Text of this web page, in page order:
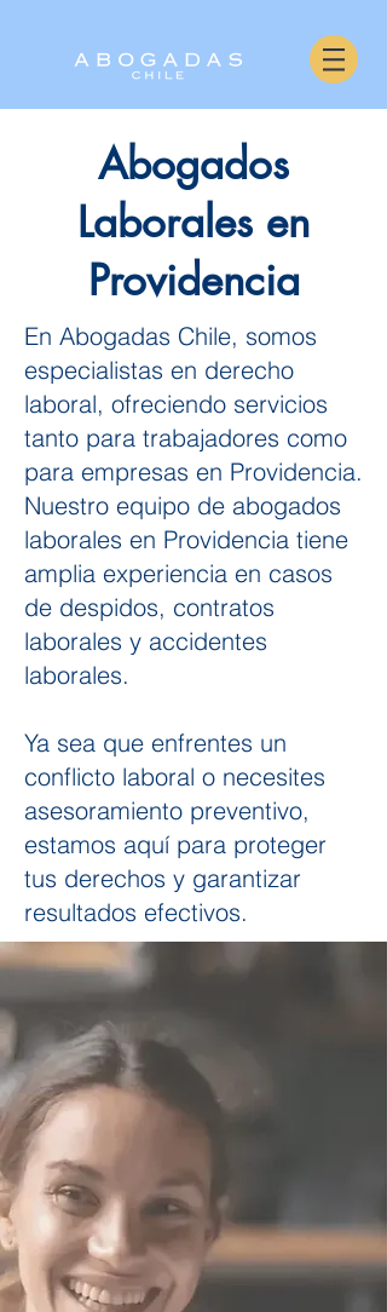
Abogados
Laborales en
Providencia
En Abogadas Chile, somos
especialistas en derecho
laboral, ofreciendo servicios
tanto para trabajadores como
para empresas en Providencia.
Nuestro equipo de abogados
laborales en Providencia tiene
amplia experiencia en casos
de despidos, contratos
laborales y accidentes
laborales.
Ya sea que enfrentes un
conflicto laboral o necesites
asesoramiento preventivo,
estamos aquí para proteger
tus derechos y garantizar
resultados efectivos.